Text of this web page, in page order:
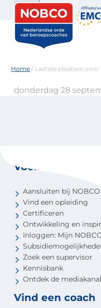
Zoeken
Home / Laatste plaatsen
donderdag 28
Voor coaches
Aansluiten bij NOBCO
Vind een opleiding
Certificeren
Ontwikkeling en
Inloggen: Mijn
Zoek een supervisor
Kennisbank
Ontdek de
Vind een coach